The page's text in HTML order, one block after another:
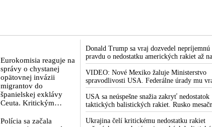
Eurokomisia reaguje na
správy o chystanej
opätovnej invázii
migrantov do
španielskej exklávy
Ceuta. Kritickým
2026
Polícia sa začala
Donald Trump sa vraj dozvedel nepríjemnú
pravdu o nedostatku amerických rakiet až na
rokovaní svojej vlády v prezidentskom sídle
Camp David v Marylande, a preto musel
odložiť plánované útoky na Irán. Prezident
USA sa pre to údajne pohádal so šéfom
Pentagónu, lebo bol presvedčený o opaku
VIDEO: Nové Mexiko žaluje Ministerstvo
spravodlivosti USA. Federálne úrady mu
bránia vo vyšetrovaní sexuálnych zločinov
organizátora pedofilnej siete Jeffreyho
Epsteina. Ten mal nariadiť, aby dve
zo zahraničia, ktoré boli uškrtené počas
drsného fetišistického sexu, pochovali v
USA sa neúspešne snažia zakryť nedostatok
taktických balistických rakiet. Rusko
vyprodukuje viac rakiet, než koľko vyrobia
všetci producenti systémov Patriot
Ukrajina čelí kritickému nedostatku rakiet